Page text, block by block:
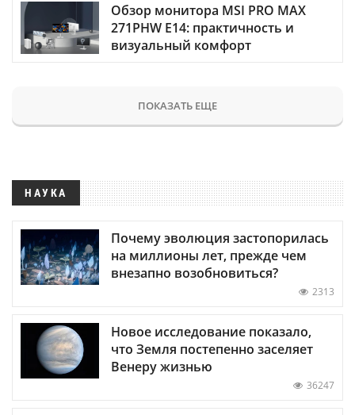
Обзор монитора MSI PRO MAX
271PHW E14: практичность и
визуальный комфорт
ПОКАЗАТЬ ЕЩЕ
НАУКА
Почему эволюция застопорилась
на миллионы лет, прежде чем
внезапно возобновиться?
2313
Новое исследование показало,
что Земля постепенно заселяет
Венеру жизнью
36247